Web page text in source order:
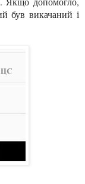
був викачаний і